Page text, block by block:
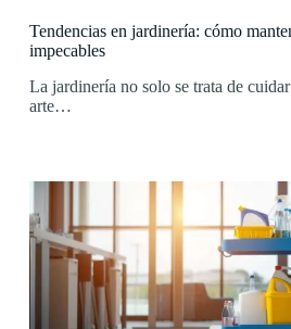
Tendencias en jardinería: cómo
impecables
La jardinería no solo se trata de
arte…